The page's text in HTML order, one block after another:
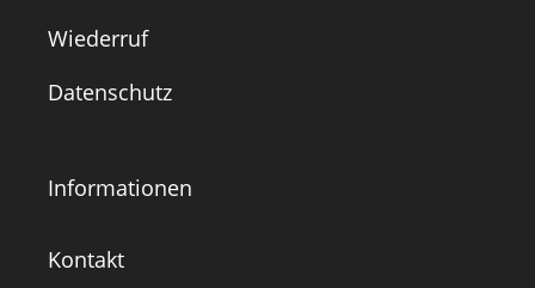
Wiederruf
Datenschutz
Informationen
Kontakt